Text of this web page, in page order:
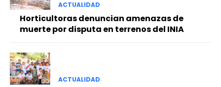
ACTUALIDAD
Horticultoras denuncian amenazas de
muerte por disputa en terrenos del INIA
ACTUALIDAD